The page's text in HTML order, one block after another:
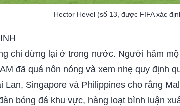
Hector Hevel (số 13, được FIFA xác
chỉ dừng lại ở trong nước. Người hâm
đã quá nôn nóng và xem nhẹ quy định
Lan, Singapore và Philippines cho rằng
bóng đá khu vực, hàng loạt bình luận